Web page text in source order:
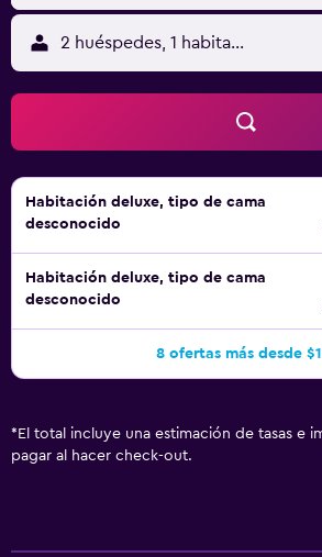
libre. No se permite la entrada a la
menores de 12 años sin la supervisión
pueden practicar las actividades de
que se indican más abajo en las
alojamiento (es posible que se aplique
2 huéspedes, 1 habitación
Habitación deluxe, tipo de cama
desconocido
Habitación deluxe, tipo de cama
desconocido
8 ofertas más desde
* El total incluye una estimación de tasas e
pagar al hacer check-out.